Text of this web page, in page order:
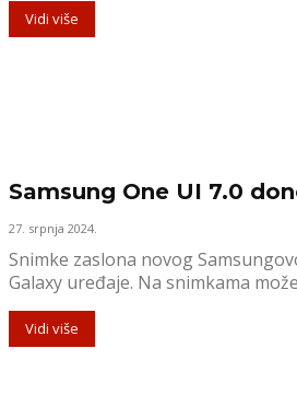
Vidi više
Samsung One UI 7.0
27. srpnja 2024.
Snimke zaslona novog
Galaxy uređaje. Na snimkama
Vidi više